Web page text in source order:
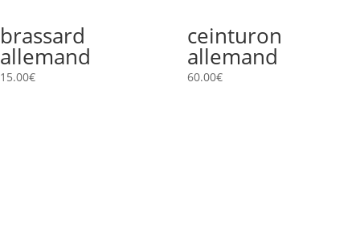
brassard
allemand
15.00€
ceinturon
allemand
60.00€